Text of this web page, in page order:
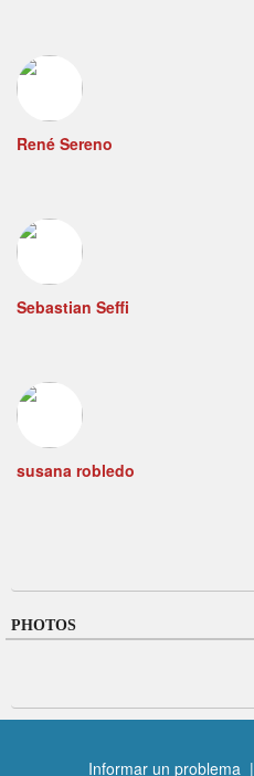
René Sereno
Sebastian Seffi
susana robledo
PHOTOS
Informar un problema|